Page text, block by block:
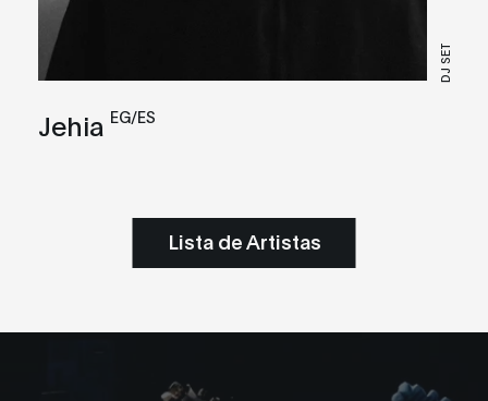
DJ SET
Jehia EG/ES
Lista de Artistas